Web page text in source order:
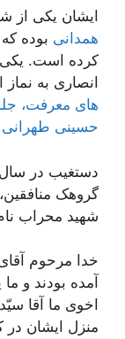
ایشان یکی از
همدانی بوده
کرده است. یکی
انصاری به
های معرفت، جلد
حسینی طهرانی
گروهک
شهید محراب
خدا مرحوم
آمده بودند و
اخوی ما آقا
منزل ایشان در